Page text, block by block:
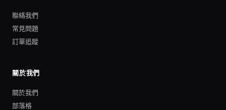
聯絡我們
常見問題
訂單追蹤
關於我們
關於我們
部落格